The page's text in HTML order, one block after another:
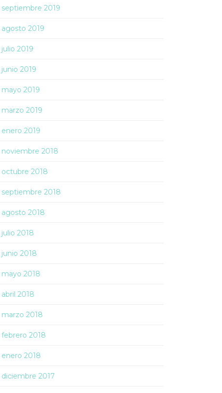
septiembre 2019
agosto 2019
julio 2019
junio 2019
mayo 2019
marzo 2019
enero 2019
noviembre 2018
octubre 2018
septiembre 2018
agosto 2018
julio 2018
junio 2018
mayo 2018
abril 2018
marzo 2018
febrero 2018
enero 2018
diciembre 2017